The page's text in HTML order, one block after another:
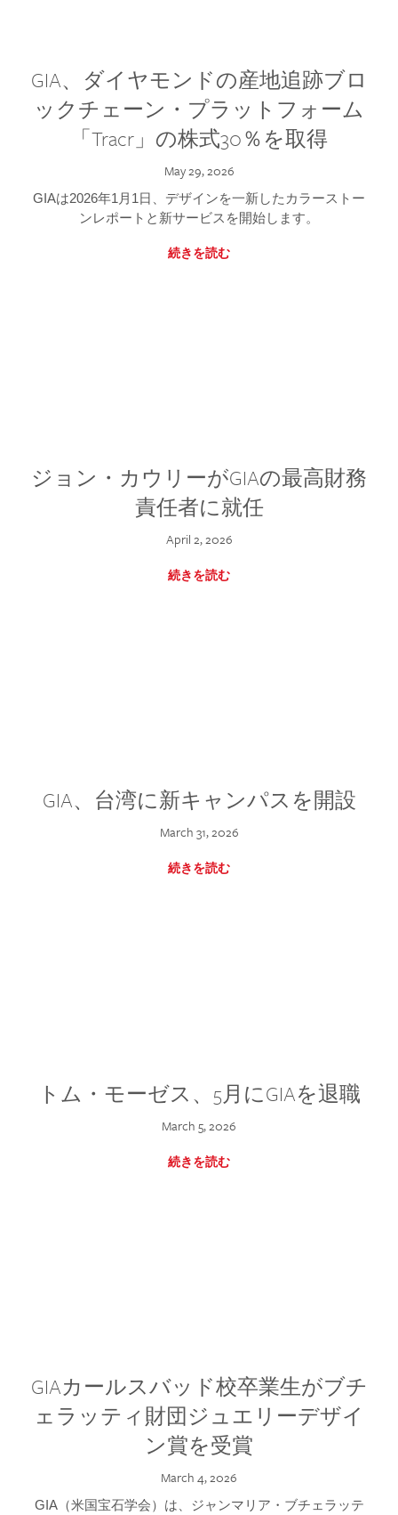
GIA、ダイヤモンドの産地追跡ブロ
ックチェーン・プラットフォーム
「Tracr」の株式30％を取得
May 29, 2026
GIAは2026年1月1日、デザインを一新したカラーストー
ンレポートと新サービスを開始します。
続きを読む
ジョン・カウリーがGIAの最高財務
責任者に就任
April 2, 2026
続きを読む
GIA、台湾に新キャンパスを開設
March 31, 2026
続きを読む
トム・モーゼス、5月にGIAを退職
March 5, 2026
続きを読む
GIAカールスバッド校卒業生がブチ
ェラッティ財団ジュエリーデザイ
ン賞を受賞
March 4, 2026
GIA（米国宝石学会）は、ジャンマリア・ブチェラッテ